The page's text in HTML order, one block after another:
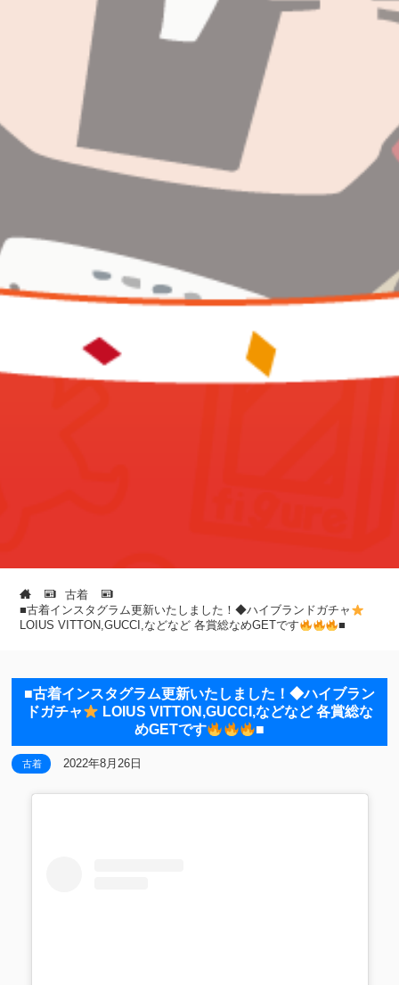
古着
■古着インスタグラム更新いたしました！◆ハイブランドガチャ
LOIUS VITTON,GUCCI,などなど 各賞総なめGETです
■
■古着インスタグラム更新いたしました！◆ハイブラン
ドガチャ
LOIUS VITTON,GUCCI,などなど 各賞総な
めGETです
■
古着 2022年8月26日